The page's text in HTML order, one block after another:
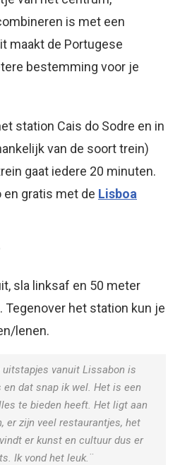
is met een
maakt de Portugese
bestemming voor je
station Cais do Sodre en in
van de soort trein)
gaat iedere 20 minuten.
en gratis met de Lisboa
sla linksaf en 50 meter
Tegenover het station kun je
lenen.
uitstapjes vanuit Lissabon is
dat snap ik wel. Het is een
te bieden heeft. Het ligt aan
er zijn veel restaurantjes, het
er kunst en cultuur dus er
Ik vond het leuk.¨